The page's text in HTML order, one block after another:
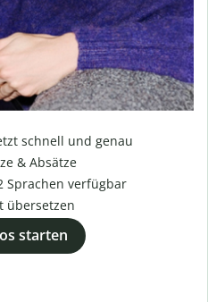
schnell und genau
& Absätze
Sprachen verfügbar
übersetzen
starten